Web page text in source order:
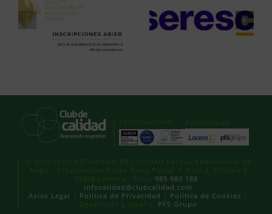
Certificaciones Promotores
© 2026 CLUB ASTURIANO DE CALIDAD Parque Empresarial de
Asipo · C/Secundino Roces Riera Portal 1, Piso 2, Oficina 3
33428 Llanera · Tlfn.: 985 980 188
infocalidad@clubcalidad.com
Aviso Legal
Política de Privacidad Política de Cookies
Desarrollo y diseño:
PFS Grupo